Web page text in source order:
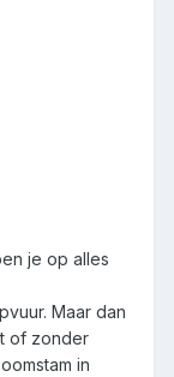
je op alles
Maar dan
of zonder
in